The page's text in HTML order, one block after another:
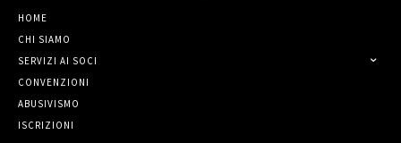
HOME
CHI SIAMO
SERVIZI AI SOCI
CONVENZIONI
ABUSIVISMO
ISCRIZIONI